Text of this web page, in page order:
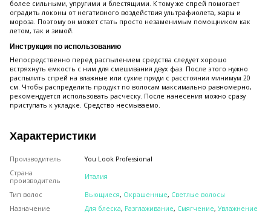
более сильными, упругими и блестящими. К тому же спрей помогает
оградить локоны от негативного воздействия ультрафиолета, жары и
мороза. Поэтому он может стать просто незаменимым помощником как
летом, так и зимой.
Инструкция по использованию
Непосредственно перед распылением средства следует хорошо
встряхнуть емкость с ним для смешивания двух фаз. После этого нужно
распылить спрей на влажные или сухие пряди с расстояния минимум 20
см. Чтобы распределить продукт по волосам максимально равномерно,
рекомендуется использовать расческу. После нанесения можно сразу
приступать к укладке. Средство несмываемо.
Характеристики
Производитель
You Look Professional
Страна
производитель
Италия
Тип волос Вьющиеся, Окрашенные, Светлые волосы
Назначение
Для блеска, Разглаживание, Смягчение, Увлажнение